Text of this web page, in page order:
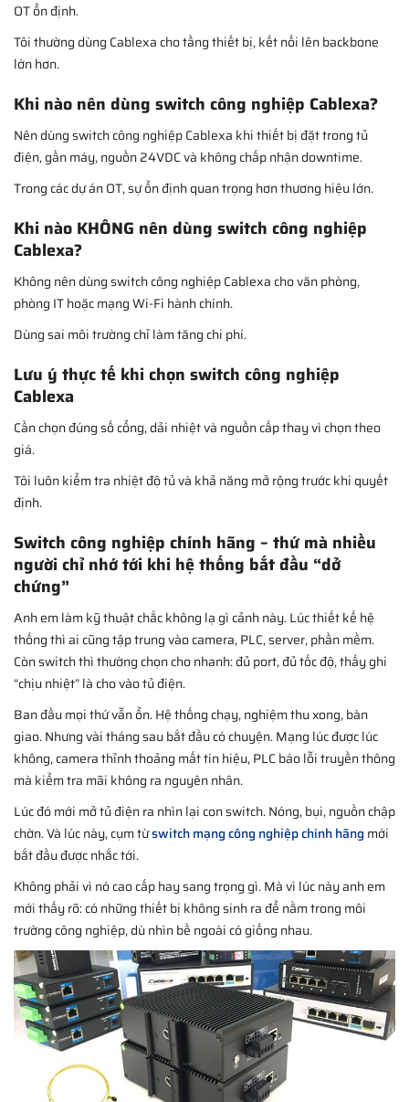
OT ổn định.
Tôi thường dùng Cablexa cho tầng thiết bị, kết nối lên backbone
lớn hơn.
Khi nào nên dùng switch công nghiệp Cablexa?
Nên dùng switch công nghiệp Cablexa khi thiết bị đặt trong tủ
điện, gần máy, nguồn 24VDC và không chấp nhận downtime.
Trong các dự án OT, sự ổn định quan trọng hơn thương hiệu lớn.
Khi nào KHÔNG nên dùng switch công nghiệp
Cablexa?
Không nên dùng switch công nghiệp Cablexa cho văn phòng,
phòng IT hoặc mạng Wi-Fi hành chính.
Dùng sai môi trường chỉ làm tăng chi phí.
Lưu ý thực tế khi chọn switch công nghiệp
Cablexa
Cần chọn đúng số cổng, dải nhiệt và nguồn cấp thay vì chọn theo
giá.
Tôi luôn kiểm tra nhiệt độ tủ và khả năng mở rộng trước khi quyết
định.
Switch công nghiệp chính hãng – thứ mà nhiều
người chỉ nhớ tới khi hệ thống bắt đầu “dở
chứng”
Anh em làm kỹ thuật chắc không lạ gì cảnh này. Lúc thiết kế hệ
thống thì ai cũng tập trung vào camera, PLC, server, phần mềm.
Còn switch thì thường chọn cho nhanh: đủ port, đủ tốc độ, thấy ghi
“chịu nhiệt” là cho vào tủ điện.
Ban đầu mọi thứ vẫn ổn. Hệ thống chạy, nghiệm thu xong, bàn
giao. Nhưng vài tháng sau bắt đầu có chuyện. Mạng lúc được lúc
không, camera thỉnh thoảng mất tín hiệu, PLC báo lỗi truyền thông
mà kiểm tra mãi không ra nguyên nhân.
Lúc đó mới mở tủ điện ra nhìn lại con switch. Nóng, bụi, nguồn chập
chờn. Và lúc này, cụm từswitch mạng công nghiệp chính hãngmới
bắt đầu được nhắc tới.
Không phải vì nó cao cấp hay sang trọng gì. Mà vì lúc này anh em
mới thấy rõ: có những thiết bị không sinh ra để nằm trong môi
trường công nghiệp, dù nhìn bề ngoài có giống nhau.